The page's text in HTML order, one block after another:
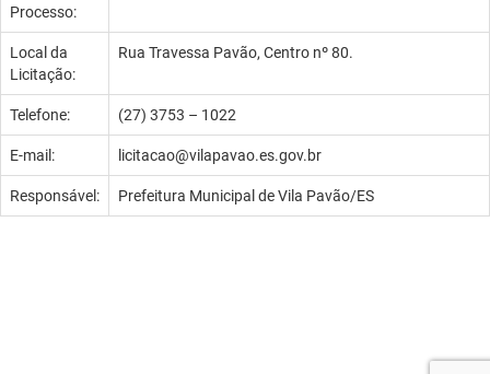
Processo:
Local da
Licitação:
Rua Travessa Pavão, Centro nº 80.
Telefone: (27) 3753 – 1022
E-mail: licitacao@vilapavao.es.gov.br
Responsável: Prefeitura Municipal de Vila Pavão/ES